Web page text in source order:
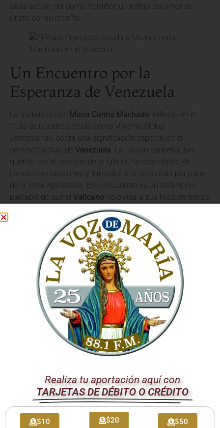
cada acción del Sumo Pontífice un reflejo del amor de
Cristo por su rebaño.
Un Encuentro por la
Esperanza de Venezuela
La audiencia con María Corina Machado, referida en el
título de nuestro artículo como «Premio Nobel
venezolana», cobra una significación especial en el
contexto actual de Venezuela. La nación caribeña, tan
querida por el corazón de la Iglesia, ha sido objeto de
constantes oraciones y llamados a la concordia por parte
de la Sede Apostólica. Este encuentro es un testimonio
palpable de que el Vaticano no olvida a sus hijos en tierras
El Santo Padre, con su habitual cercanía y sabiduría
pastoral, ha escuchado de primera mano las inquietudes y
esperanzas de una líder que ha dedicado su vida a la
defensa de losderechos humanosy la búsqueda de un
futuro de libertad
para su país. La Iglesia, en su misión
evangelizadora, siempre ha sido voz de los que no tienen
voz, y este encuentro es una clara manifestación de ese
principio fundamental.
El Compromiso de la Iglesia
con la Paz y el Diálogo
La postura de la Iglesia Católica
ha sido siempre clara: la
solución a los conflictos debe encontrarse a través del
diálogo, el respeto mutuo y la búsqueda incansable de la
paz. En este sentido, el encuentro del Papa con la señora
Machado refuerza el mensaje de que la diplomacia
Realiza tu aportación aquí con
TARJETAS DE DÉBITO O CRÉDITO
$10 $20 $50